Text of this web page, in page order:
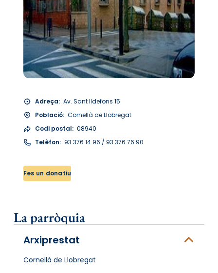
Adreça: Av. Sant Ildefons 15
Població: Cornellà de Llobregat
Codi postal: 08940
Telèfon: 93 376 14 96 / 93 376 76 90
Fes un donatiu
La parròquia
Arxiprestat
Cornellà de Llobregat